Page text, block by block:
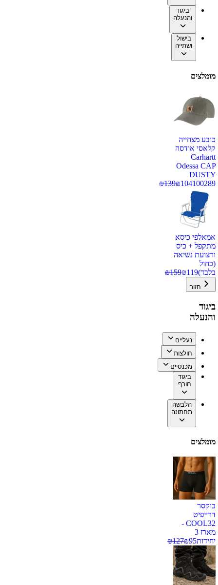
ביגוד
והנעלה
בישול
ושתייה
מומלצים
כובע מצחייה
קלאסי אודסה
Carhartt
Odessa CAP
DUSTY
100289
₪104
₪139
אמאלפי כיסא
מתקפל + כיס
ורצועת נשיאה
(כחול
בלבד)
₪119
₪159
חזור
ביגוד
והנעלה
נעליים
חולצות
מכנסיים
ביגוד
חורף
הלבשה
תחתונה
מומלצים
בוקסר
דרייפיט
COOL32 -
מארז 3
יחידות
₪95
₪127